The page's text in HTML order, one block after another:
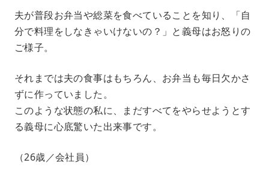
夫が普段お弁当や総菜を食べていることを知り、「自
分で料理をしなきゃいけないの？」と義母はお怒りの
ご様子。
それまでは夫の食事はもちろん、お弁当も毎日欠かさ
ずに作っていました。
このような状態の私に、まだすべてをやらせようとす
る義母に心底驚いた出来事です。
（26歳／会社員）